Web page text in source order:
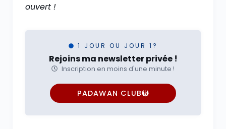
ouvert !
1 JOUR OU JOUR 1?
Rejoins ma newsletter privée !
Inscription en moins d'une minute !
PADAWAN CLUB